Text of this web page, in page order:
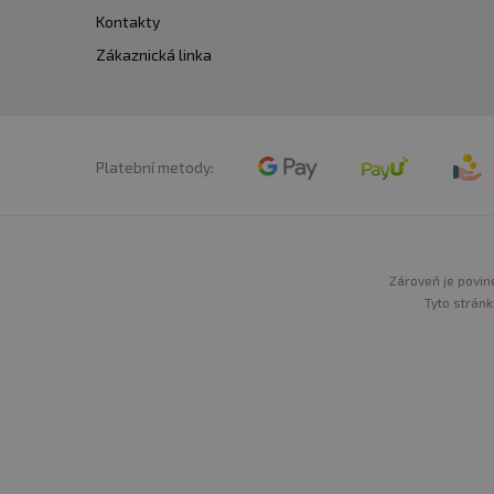
Kontakty
Zákaznická linka
Platební metody:
Zároveň je
Tyto